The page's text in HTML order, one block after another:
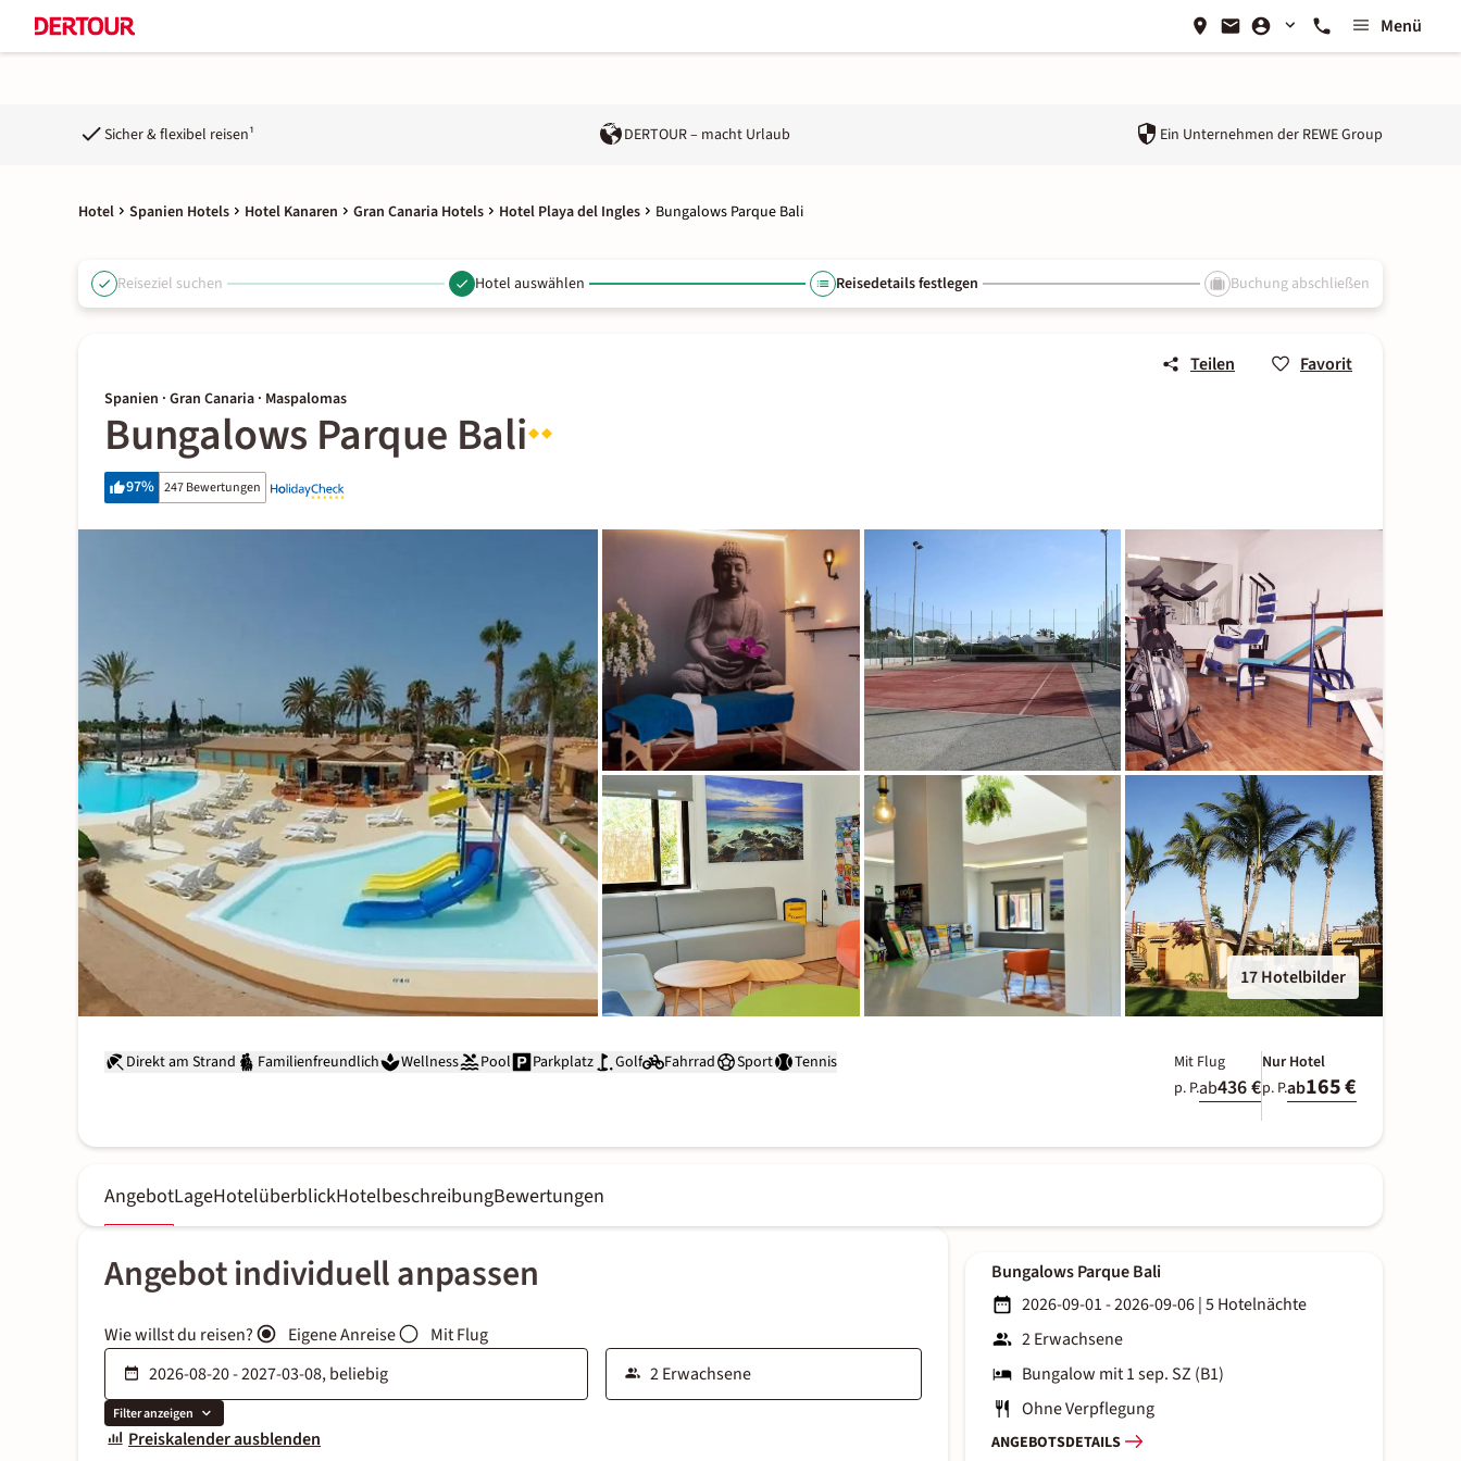
Menü
Sicher & flexibel reisen¹ DERTOUR – macht Urlaub Ein Unternehmen der REWE Group
Hotel Spanien Hotels Hotel Kanaren Gran Canaria Hotels Hotel Playa del Ingles Bungalows Parque Bali
Reiseziel suchen Hotel auswählen Reisedetails festlegen Buchung abschließen
Teilen Favorit
Spanien · Gran Canaria · Maspalomas
Bungalows Parque Bali
97% 247 Bewertungen
17 Hotelbilder
Direkt am Strand Familienfreundlich Wellness Pool Parkplatz Golf Fahrrad Sport Tennis
Mit Flug
p. P.ab436 €
Nur Hotel
p. P.ab165 €
AngebotLageHotelüberblickHotelbeschreibungBewertungen
Angebot individuell anpassen
Wie willst du reisen? Eigene Anreise Mit Flug
Filter anzeigen
Preiskalender ausblenden
Bungalows Parque Bali
2026-09-01 - 2026-09-06|5 Hotelnächte
2 Erwachsene
Bungalow mit 1 sep. SZ (B1)
Ohne Verpflegung
ANGEBOTSDETAILS